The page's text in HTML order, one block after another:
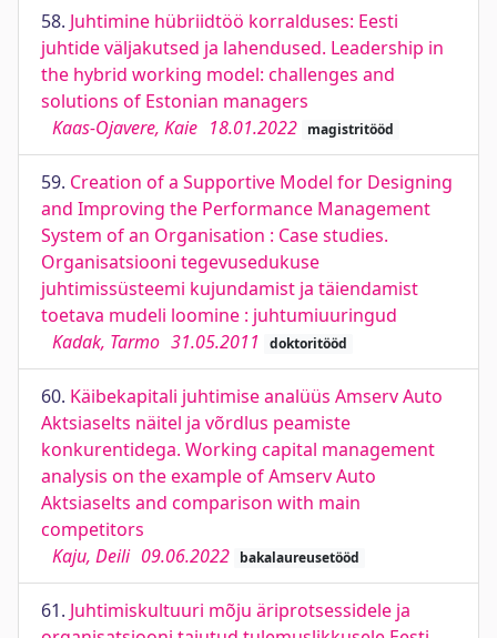
58. Juhtimine hübriidtöö korralduses: Eesti
juhtide väljakutsed ja lahendused. Leadership in
the hybrid working model: challenges and
solutions of Estonian managers
Kaas-Ojavere, Kaie 18.01.2022 magistritööd
59. Creation of a Supportive Model for Designing
and Improving the Performance Management
System of an Organisation : Case studies.
Organisatsiooni tegevusedukuse
juhtimissüsteemi kujundamist ja täiendamist
toetava mudeli loomine : juhtumiuuringud
Kadak, Tarmo 31.05.2011 doktoritööd
60. Käibekapitali juhtimise analüüs Amserv Auto
Aktsiaselts näitel ja võrdlus peamiste
konkurentidega. Working capital management
analysis on the example of Amserv Auto
Aktsiaselts and comparison with main
competitors
Kaju, Deili 09.06.2022 bakalaureusetööd
61. Juhtimiskultuuri mõju äriprotsessidele ja